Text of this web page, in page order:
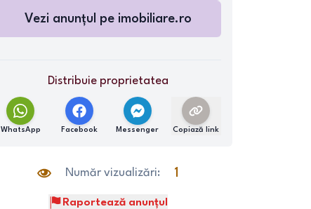
Vezi anunțul pe imobiliare.ro
Distribuie proprietatea
WhatsApp Facebook Messenger Copiază link
Număr vizualizări: 1
Raportează anunțul